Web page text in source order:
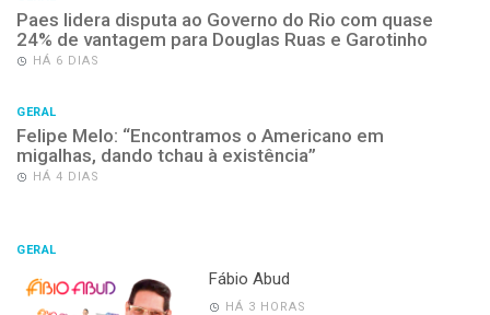
Paes lidera disputa ao Governo do Rio com quase
24% de vantagem para Douglas Ruas e Garotinho
HÁ 6 DIAS
GERAL
Felipe Melo: “Encontramos o Americano em
migalhas, dando tchau à existência”
HÁ 4 DIAS
GERAL
Fábio Abud
HÁ 3 HORAS